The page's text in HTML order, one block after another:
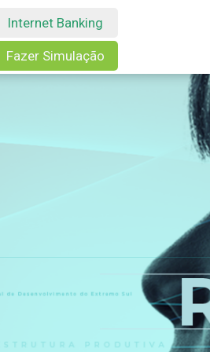
Internet Banking
Fazer Simulação